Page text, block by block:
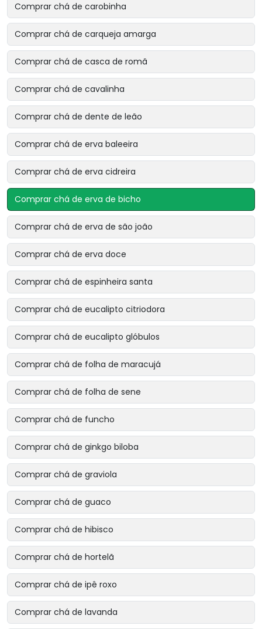
Comprar chá de carobinha
Comprar chá de carqueja amarga
Comprar chá de casca de romã
Comprar chá de cavalinha
Comprar chá de dente de leão
Comprar chá de erva baleeira
Comprar chá de erva cidreira
Comprar chá de erva de bicho
Comprar chá de erva de são joão
Comprar chá de erva doce
Comprar chá de espinheira santa
Comprar chá de eucalipto citriodora
Comprar chá de eucalipto glóbulos
Comprar chá de folha de maracujá
Comprar chá de folha de sene
Comprar chá de funcho
Comprar chá de ginkgo biloba
Comprar chá de graviola
Comprar chá de guaco
Comprar chá de hibisco
Comprar chá de hortelã
Comprar chá de ipê roxo
Comprar chá de lavanda